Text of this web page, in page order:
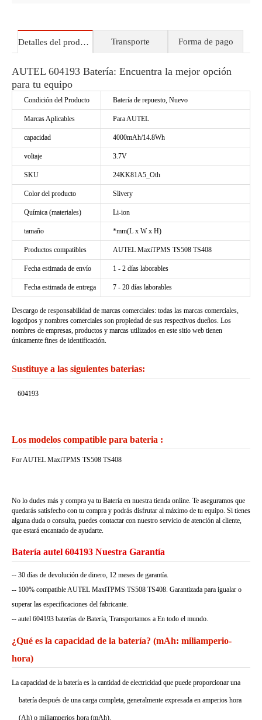
Detalles del producto Transporte Forma de pago
AUTEL 604193 Batería: Encuentra la mejor opción
para tu equipo
Condición del Producto Batería de repuesto, Nuevo
Marcas Aplicables Para AUTEL
capacidad 4000mAh/14.8Wh
voltaje 3.7V
SKU 24KK81A5_Oth
Color del producto Slivery
Química (materiales) Li-ion
tamaño *mm(L x W x H)
Productos compatibles AUTEL MaxiTPMS TS508 TS408
Fecha estimada de envío 1 - 2 días laborables
Fecha estimada de entrega 7 - 20 días laborables
Descargo de responsabilidad de marcas comerciales: todas las marcas comerciales,
logotipos y nombres comerciales son propiedad de sus respectivos dueños. Los
nombres de empresas, productos y marcas utilizados en este sitio web tienen
únicamente fines de identificación.
Sustituye a las siguientes baterias:
604193
Los modelos compatible para bateria :
For AUTEL MaxiTPMS TS508 TS408
No lo dudes más y compra ya tu Batería en nuestra tienda online. Te aseguramos que
quedarás satisfecho con tu compra y podrás disfrutar al máximo de tu equipo. Si tienes
alguna duda o consulta, puedes contactar con nuestro servicio de atención al cliente,
que estará encantado de ayudarte.
Batería autel 604193 Nuestra Garantía
-- 30 días de devolución de dinero, 12 meses de garantía.
-- 100% compatible AUTEL MaxiTPMS TS508 TS408. Garantizada para igualar o
superar las especificaciones del fabricante.
-- autel 604193 baterías de Batería, Transportamos a En todo el mundo.
¿Qué es la capacidad de la batería? (mAh: miliamperio-
hora)
La capacidad de la batería es la cantidad de electricidad que puede proporcionar una
batería después de una carga completa, generalmente expresada en amperios hora
(Ah) o miliamperios hora (mAh).